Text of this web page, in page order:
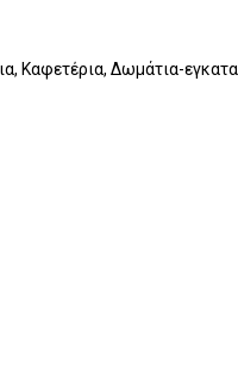
Καφετέρια, Δωμάτια-